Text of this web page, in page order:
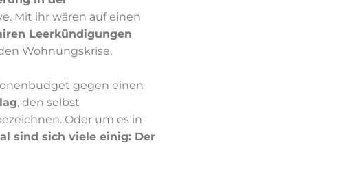
Mit ihr wären auf einen
Leerkündigungen
Wohnungskrise.
gegen einen
, den selbst
Oder um es in
sind sich viele einig: Der